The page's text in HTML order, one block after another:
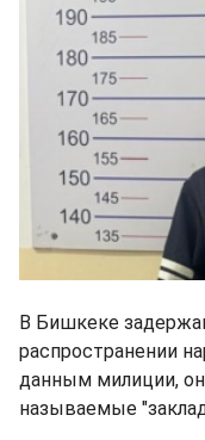
В Бишкеке
распространении
данным милиции,
называемые